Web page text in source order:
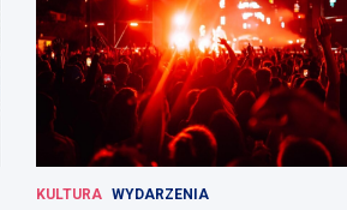
KULTURA WYDARZENIA